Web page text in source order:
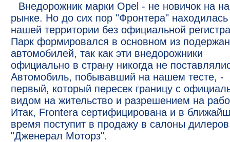
Внедорожник марки Opel - не новичок на
рынке. Но до сих пор "Фронтера"
нашей территории без официальной
Парк формировался в основном из
автомобилей, так как эти внедорожники
официально в страну никогда не
Автомобиль, побывавший на нашем тесте, -
первый, который пересек границу с
видом на жительство и разрешением на
Итак, Frontera сертифицирована и в
время поступит в продажу в салоны дилеров
"Дженерал Моторз".